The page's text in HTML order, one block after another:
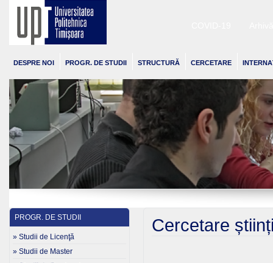
DESPRE NOI PROGR. DE STUDII STRUCTURĂ CERCETARE
PROGR. DE STUDII
» Studii de Licenţă
» Studii de Master
Cercetare